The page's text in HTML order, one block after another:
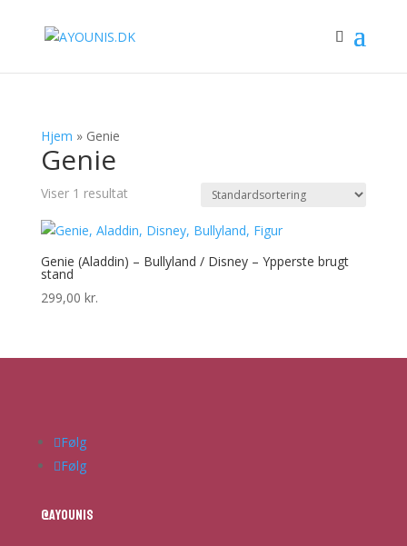
Hjem » Genie
Genie
Viser 1 resultat
Genie (Aladdin) – Bullyland / Disney – Ypperste brugt
stand
299,00 kr.
Følg
Følg
@ayounis